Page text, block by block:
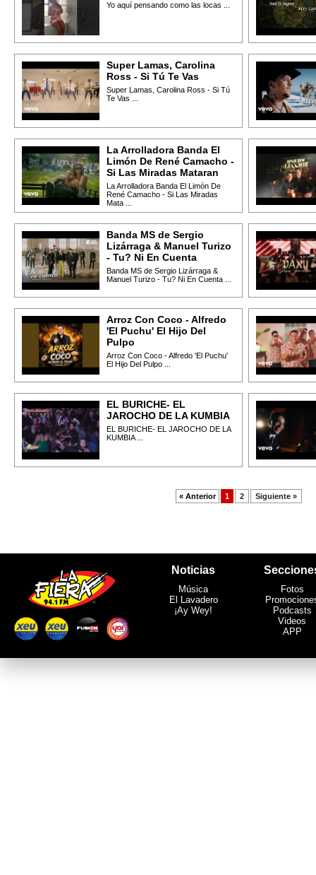
Yo aquí pensando como las locas ...
Super Lamas, Carolina
Ross - Si Tú Te Vas
Super Lamas, Carolina Ross - Si Tú
Te Vas ...
La Arrolladora Banda El
Limón De René Camacho -
Si Las Miradas Mataran
La Arrolladora Banda El Limón De
René Camacho - Si Las Miradas
Mata ...
Banda MS de Sergio
Lizárraga & Manuel Turizo
- Tu? Ni En Cuenta
Banda MS de Sergio Lizárraga &
Manuel Turizo - Tu? Ni En Cuenta ...
Arroz Con Coco - Alfredo
'El Puchu' El Hijo Del
Pulpo
Arroz Con Coco - Alfredo 'El Puchu'
El Hijo Del Pulpo ...
EL BURICHE- EL
JAROCHO DE LA KUMBIA
EL BURICHE- EL JAROCHO DE LA
KUMBIA ...
« Anterior 1 2 Siguiente »
Noticias
Música
El Lavadero
¡Ay Wey!
Fotos
Podcasts
Videos
APP